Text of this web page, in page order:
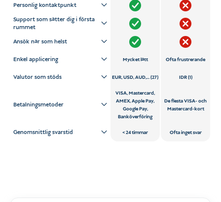
Personlig kontaktpunkt
Support som sätter dig i första
rummet
Ansök när som helst
Enkel applicering Mycket lätt Ofta frustrerande
Valutor som stöds EUR, USD, AUD,... (27) IDR (1)
Betalningsmetoder
VISA, Mastercard,
AMEX, Apple Pay,
Google Pay,
Banköverföring
De flesta VISA- och
Mastercard-kort
Genomsnittlig svarstid 24 timmar Ofta inget svar